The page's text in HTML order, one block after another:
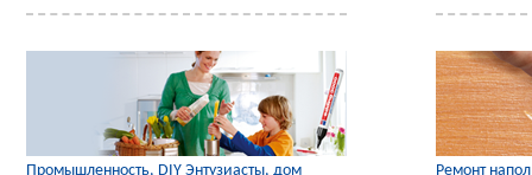
Промышленность, DIY Энтузиасты, дом Ремонт